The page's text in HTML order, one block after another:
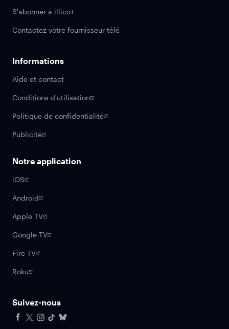
S'abonner à illico+
Contactez votre fournisseur télé
Informations
Aide et contact
Conditions d'utilisation
Politique de confidentialité
Publicité
Notre application
iOS
Android
Apple TV
Google TV
Fire TV
Roku
Suivez-nous